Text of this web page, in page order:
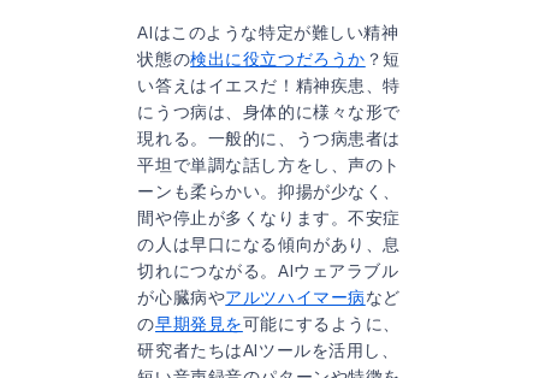
AIはこのような特定が難しい精神
状態の検出に役立つだろうか ？短
い答えはイエスだ！精神疾患、特
にうつ病は、身体的に様々な形で
現れる。一般的に、うつ病患者は
平坦で単調な話し方をし、声のト
ーンも柔らかい。抑揚が少なく、
間や停止が多くなります。不安症
の人は早口になる傾向があり、息
切れにつながる。AIウェアラブル
が心臓病やアルツハイマー病など
の早期発見を可能にするように、
研究者たちはAIツールを活用し、